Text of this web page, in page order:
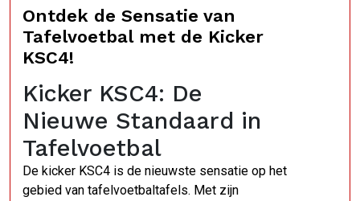
Ontdek de Sensatie van
Tafelvoetbal met de Kicker
KSC4!
Kicker KSC4: De
Nieuwe Standaard in
Tafelvoetbal
De kicker KSC4 is de nieuwste sensatie op het
gebied van tafelvoetbaltafels. Met zijn